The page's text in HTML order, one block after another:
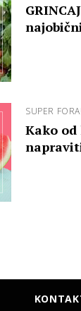
SUPER FORA!
Kako od